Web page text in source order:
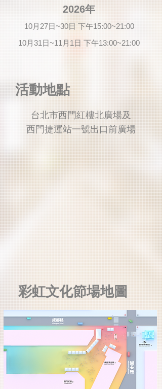
2026年
10月27日~30日 下午15:00~21:00
10月31日~11月1日 下午13:00~21:00
​活動地點
台北市西門紅樓北廣場及
西門捷運站一號出口前廣場
​彩虹文化節場地圖